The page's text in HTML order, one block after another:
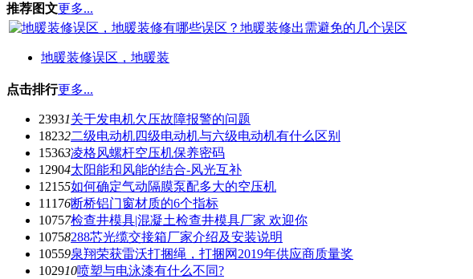
推荐图文更多...
地暖装修误区，地暖装
点击排行更多...
23931关于发电机欠压故障报警的问题
18232二级电动机四级电动机与六级电动机有什么区别
15363凌格风螺杆空压机保养密码
12904太阳能和风能的结合-风光互补
12155如何确定气动隔膜泵配多大的空压机
11176断桥铝门窗材质的6个指标
10757检查井模具|混凝土检查井模具厂家 欢迎你
10758288芯光缆交接箱厂家介绍及安装说明
10559泉翔荣获雷沃打捆绳，打捆网2019年供应商质量奖
102910喷塑与电泳漆有什么不同?